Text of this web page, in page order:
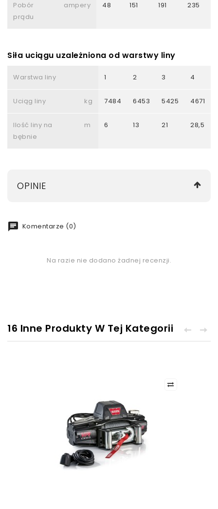
Pobór
prądu
ampery 48 151 191 235
Siła uciągu uzależniona od warstwy liny
Warstwa liny 1 2 3 4
Uciąg liny kg 7484 6453 5425 4671
Ilość liny na
bębnie
m 6 13 21 28,5
OPINIE
chat Komentarze (0)
Na razie nie dodano żadnej recenzji.
16 Inne Produkty W Tej Kategorii